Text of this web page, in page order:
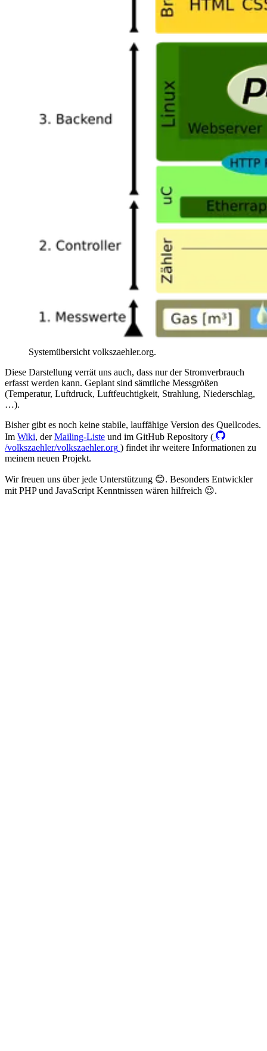
Systemübersicht volkszaehler.org.
Diese Darstellung verrät uns auch, dass nur der Stromverbrauch
erfasst werden kann. Geplant sind sämtliche Messgrößen
(Temperatur, Luftdruck, Luftfeuchtigkeit, Strahlung, Niederschlag,
…).
Bisher gibt es noch keine stabile, lauffähige Version des Quellcodes.
Im Wiki, derMailing-Liste und im GitHub Repository (
/volkszaehler/volkszaehler.org ) findet ihr weitere Informationen zu
meinem neuen Projekt.
Wir freuen uns über jede Unterstützung 😊. Besonders Entwickler
mit PHP und JavaScript Kenntnissen wären hilfreich 😉.